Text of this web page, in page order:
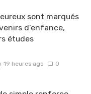
sont marqués
d’enfance,
études
19 heures ago 0